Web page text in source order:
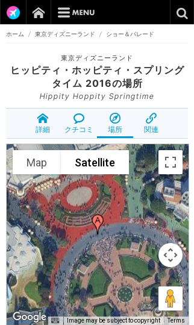
ホーム / 東京ディズニーランド / ショー＆パレード
東京ディズニーランド
ヒッピティ・ホッピティ・スプリング
タイム 2016の場所
Hippity Hoppity Springtime
詳細 クチコミ 場所 関連
Map Satellite
Image may be subject to copyright Terms